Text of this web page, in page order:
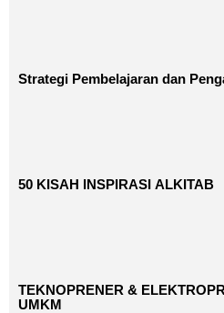
Strategi Pembelajaran dan
50 KISAH INSPIRASI ALKITAB
TEKNOPRENER &
UMKM